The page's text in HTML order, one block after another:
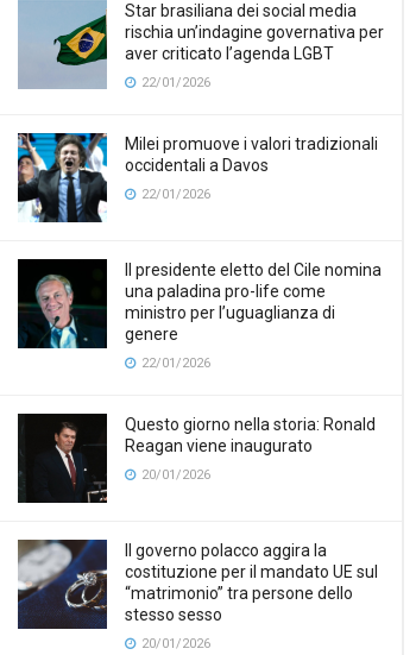
Star brasiliana dei social media
rischia un’indagine governativa per
aver criticato l’agenda LGBT
22/01/2026
Milei promuove i valori tradizionali
occidentali a Davos
22/01/2026
Il presidente eletto del Cile nomina
una paladina pro-life come
ministro per l’uguaglianza di
genere
22/01/2026
Questo giorno nella storia: Ronald
Reagan viene inaugurato
20/01/2026
Il governo polacco aggira la
costituzione per il mandato UE sul
“matrimonio” tra persone dello
stesso sesso
20/01/2026